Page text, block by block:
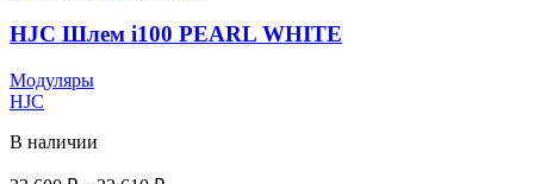
выбрать
на
HJC Шлем i100 PEARL WHITE
Модуляры
HJC
В наличии